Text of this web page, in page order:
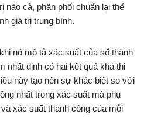
nào cả, phân phối chuẩn lại thể
giá trị trung bình.
nó mô tả xác suất của số thành
nhất định có hai kết quả khả thi
này tạo nên sự khác biệt so với
nhất trong xác suất mà phụ
xác suất thành công của mỗi